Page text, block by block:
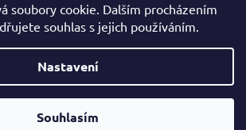
soubory cookie. Dalším procházením
souhlas s jejich používáním.
Nastavení
Souhlasím
Vytvořil Shoptet
ALFA-RESCUE. Všechna práva vyhrazena.